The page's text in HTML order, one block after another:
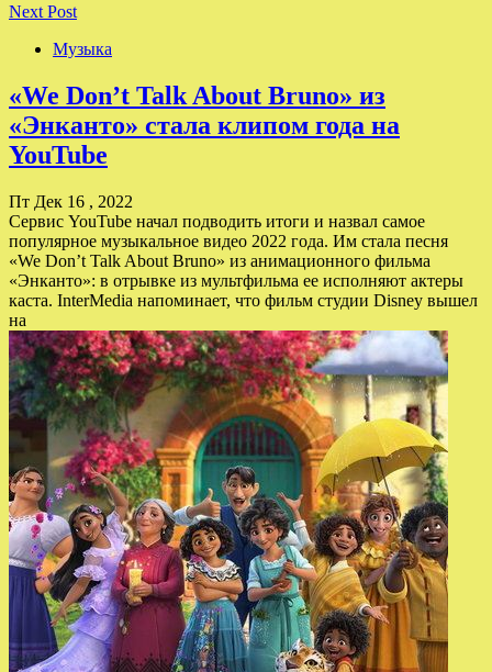
Next Post
Музыка
«We Don’t Talk About Bruno» из
«Энканто» стала клипом года на
YouTube
Пт Дек 16 , 2022
Сервис YouTube начал подводить итоги и назвал самое
популярное музыкальное видео 2022 года. Им стала песня
«We Don’t Talk About Bruno» из анимационного фильма
«Энканто»: в отрывке из мультфильма ее исполняют актеры
каста. InterMedia напоминает, что фильм студии Disney вышел
на